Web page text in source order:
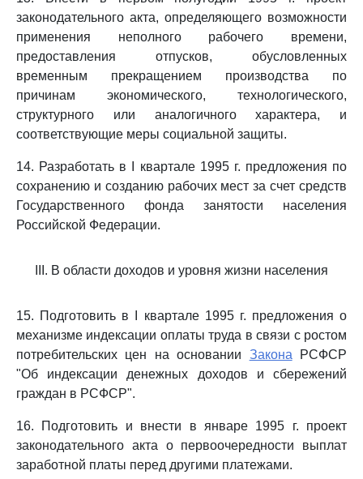
законодательного акта, определяющего возможности
применения неполного рабочего времени,
предоставления отпусков, обусловленных
временным прекращением производства по
причинам экономического, технологического,
структурного или аналогичного характера, и
соответствующие меры социальной защиты.
14. Разработать в I квартале 1995 г. предложения по
сохранению и созданию рабочих мест за счет средств
Государственного фонда занятости населения
Российской Федерации.
III. В области доходов и уровня жизни населения
15. Подготовить в I квартале 1995 г. предложения о
механизме индексации оплаты труда в связи с ростом
потребительских цен на основании Закона РСФСР
"Об индексации денежных доходов и сбережений
граждан в РСФСР".
16. Подготовить и внести в январе 1995 г. проект
законодательного акта о первоочередности выплат
заработной платы перед другими платежами.